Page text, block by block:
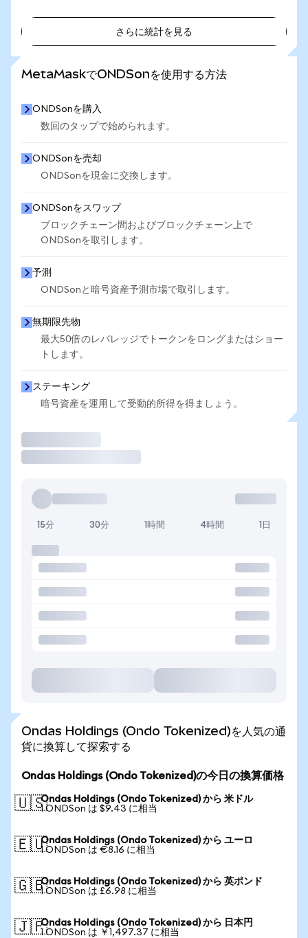
さらに統計を見る
MetaMaskでONDSonを使用する方法
ONDSonを購入
数回のタップで始められます。
ONDSonを売却
ONDSonを現金に交換します。
ONDSonをスワップ
ブロックチェーン間およびブロックチェーン上で
ONDSonを取引します。
予測
ONDSonと暗号資産予測市場で取引します。
無期限先物
最大50倍のレバレッジでトークンをロングまたはショー
トします。
ステーキング
暗号資産を運用して受動的所得を得ましょう。
15分 30分 1時間 4時間 1日
Ondas Holdings (Ondo Tokenized)を人気の通
貨に換算して探索する
Ondas Holdings (Ondo Tokenized)の今日の換算価格
🇺🇸Ondas Holdings (Ondo Tokenized) から 米ドル
1 ONDSon は $9.43 に相当
🇪🇺Ondas Holdings (Ondo Tokenized) から ユーロ
1 ONDSon は €8.16 に相当
🇬🇧Ondas Holdings (Ondo Tokenized) から 英ポンド
1 ONDSon は £6.98 に相当
🇯🇵Ondas Holdings (Ondo Tokenized) から 日本円
1 ONDSon は ￥1,497.37 に相当